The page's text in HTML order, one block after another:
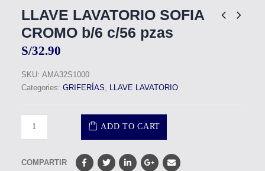
LLAVE LAVATORIO SOFIA
CROMO b/6 c/56 pzas
S/32.90
SKU: AMA32S1000
Categories: GRIFERÍAS, LLAVE LAVATORIO
ADD TO CART
COMPARTIR